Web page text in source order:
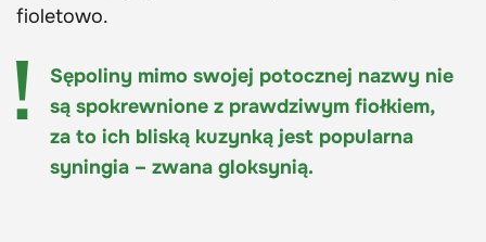
fioletowo.
Sępoliny mimo swojej potocznej nazwy nie
są spokrewnione z prawdziwym fiołkiem,
za to ich bliską kuzynką jest popularna
syningia – zwana gloksynią.